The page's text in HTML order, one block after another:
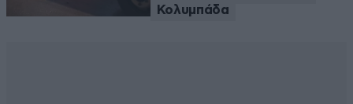
Κολυμπάδα